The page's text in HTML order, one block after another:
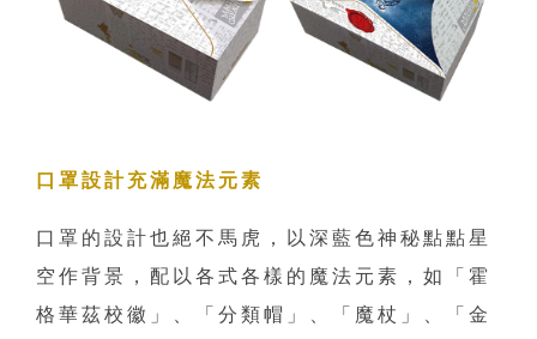
口罩設計充滿魔法元素
口罩的設計也絕不馬虎，以深藍色神秘點點星
空作背景，配以各式各樣的魔法元素，如「霍
格華茲校徽」、「分類帽」、「魔杖」、「金